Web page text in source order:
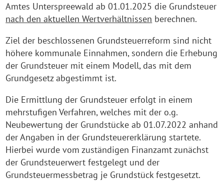
Amtes Unterspreewald ab 01.01.2025 die Grundsteuer
nach den aktuellen Wertverhältnissen berechnen.
Ziel der beschlossenen Grundsteuerreform sind nicht
höhere kommunale Einnahmen, sondern die Erhebung
der Grundsteuer mit einem Modell, das mit dem
Grundgesetz abgestimmt ist.
Die Ermittlung der Grundsteuer erfolgt in einem
mehrstufigen Verfahren, welches mit der o.g.
Neubewertung der Grundstücke ab 01.07.2022 anhand
der Angaben in der Grundsteuererklärung startete.
Hierbei wurde vom zuständigen Finanzamt zunächst
der Grundsteuerwert festgelegt und der
Grundsteuermessbetrag je Grundstück festgesetzt.